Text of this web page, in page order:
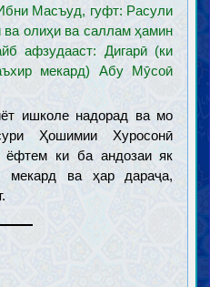
Масъуд, гуфт: Расули
олиҳи ва саллам ҳамин
афзудааст: Дигарӣ (ки
мекард) Абу Мӯсоӣ
ишколе надорад ва мо
Ҳошимии Хуросонӣ
ёфтем ки ба андозаи як
мекард ва ҳар дараҷа,
Қуръон
тафсири Қуръон
Қуръон
Худованд
Худованд (мӯъҷиза ва нас)
сифот ва афъол)
хотам